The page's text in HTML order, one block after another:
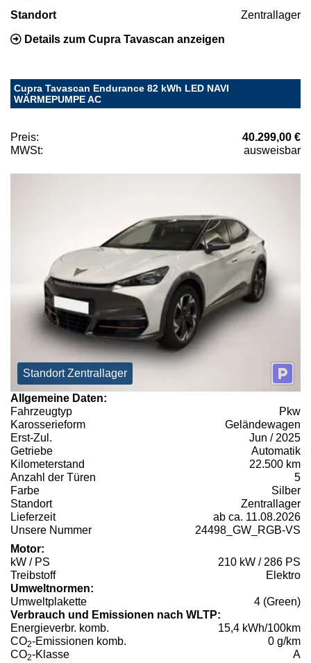
Standort Zentrallager
Details zum Cupra Tavascan anzeigen
Cupra Tavascan Endurance 82 kWh LED NAVI
WÄRMEPUMPE AC
Preis:
40.299,00 €
MWSt:
ausweisbar
Standort Zentrallager
Allgemeine Daten:
Fahrzeugtyp
Pkw
Karosserieform
Geländewagen
Erst-Zul.
Jun / 2025
Getriebe
Automatik
Kilometerstand
22.500 km
Anzahl der Türen
5
Farbe
Silber
Standort
Zentrallager
Lieferzeit
ab ca. 11.08.2026
Unsere Nummer
24498_GW_RGB-VS
Motor:
kW / PS
210 kW / 286 PS
Treibstoff
Elektro
Umweltnormen:
Umweltplakette
4 (Green)
Verbrauch und Emissionen nach WLTP:
Energieverbr. komb.
15,4 kWh/100km
CO2-Emissionen komb.
0 g/km
CO2-Klasse A